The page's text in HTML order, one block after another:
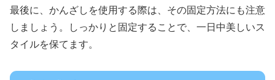
最後に、かんざしを使用する際は、その固定方法にも注意
しましょう。しっかりと固定することで、一日中美しいス
タイルを保てます。